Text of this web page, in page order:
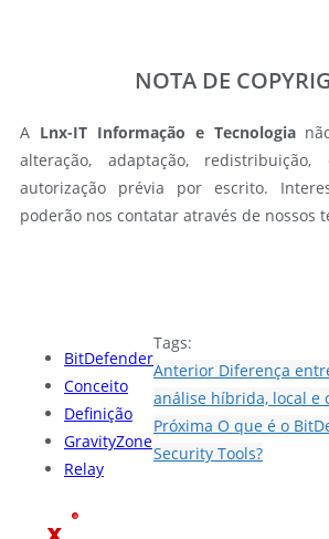
NOTA DE
A Lnx-IT Informação e Tecnologia
alteração, adaptação,
autorização prévia por escrito.
poderão nos contatar através de nossos
Tags:
BitDefender
Conceito
Definição
GravityZone
Relay
Anterior Diferença
análise híbrida, local e
Próxima O que é o
Security Tools?